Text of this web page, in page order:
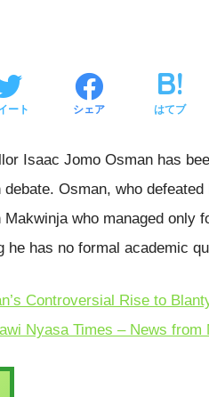
ート シェア はてブ
Isaac Jomo Osman has
Osman, who
who managed only
he has no formal academic
Controversial Rise to
Nyasa Times – News from